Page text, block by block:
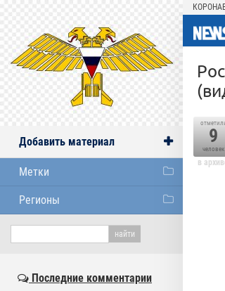
9
человек
в
Добавить материал
Метки
Регионы
Последние комментарии